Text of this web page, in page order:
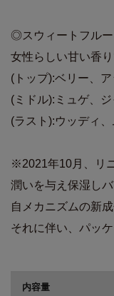
◎スウィートフルー
女性らしい甘い香り
(トップ):ベリー、
(ミドル):ミュゲ、
(ラスト):ウッディ、
※2021年10月、リ
潤いを与え保湿し
自メカニズムの新
それに伴い、パッ
内容量